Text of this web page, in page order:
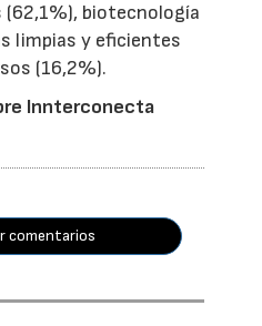
biotecnología
limpias y eficientes
(16,2%).
Innterconecta
comentarios